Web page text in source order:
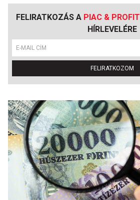
FELIRATKOZÁS A PIAC & PROFIT
HÍRLEVELÉRE
FELIRATKOZOM